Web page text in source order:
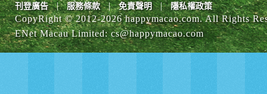
刊登廣告 | 服務條款 | 免責聲明 | 隱私權政策
CopyRight © 2012-2026 happymacao.com. All Rights
ENet Macau Limited:cs@happymacao.com